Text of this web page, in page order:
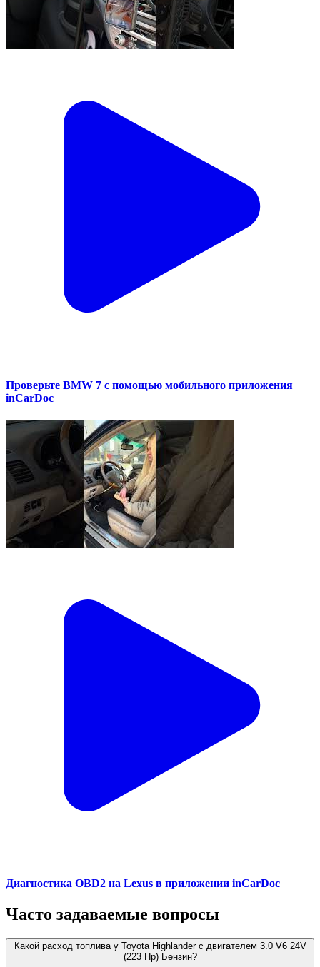
Проверьте BMW 7 с помощью мобильного приложения
inCarDoc
Диагностика OBD2 на Lexus в приложении inCarDoc
Часто задаваемые вопросы
Какой расход топлива у Toyota Highlander с двигателем 3.0 V6 24V
(223 Hp) Бензин?